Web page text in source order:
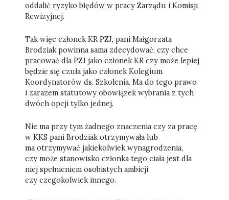
oddalić ryzyko błędów w pracy Zarządu i Komisji
Rewizyjnej.
Tak więc członek KR PZJ, pani Małgorzata
Brodziak powinna sama zdecydować, czy chce
pracować dla PZJ jako członek KR czy może lepiej
będzie się czuła jako członek Kolegium
Koordynatorów ds. Szkolenia. Ma do tego prawo
i zarazem statutowy obowiązek wybrania z tych
dwóch opcji tylko jednej.
Nie ma przy tym żadnego znaczenia czy za pracę
w KKS pani Brodziak otrzymywała lub
ma otrzymywać jakiekolwiek wynagrodzenia,
czy może stanowisko członka tego ciała jest dla
niej spełnieniem osobistych ambicji
czy czegokolwiek innego.